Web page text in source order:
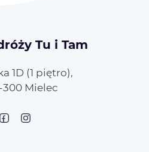
Tu i Tam
1D (1 piętro),
300 Mielec